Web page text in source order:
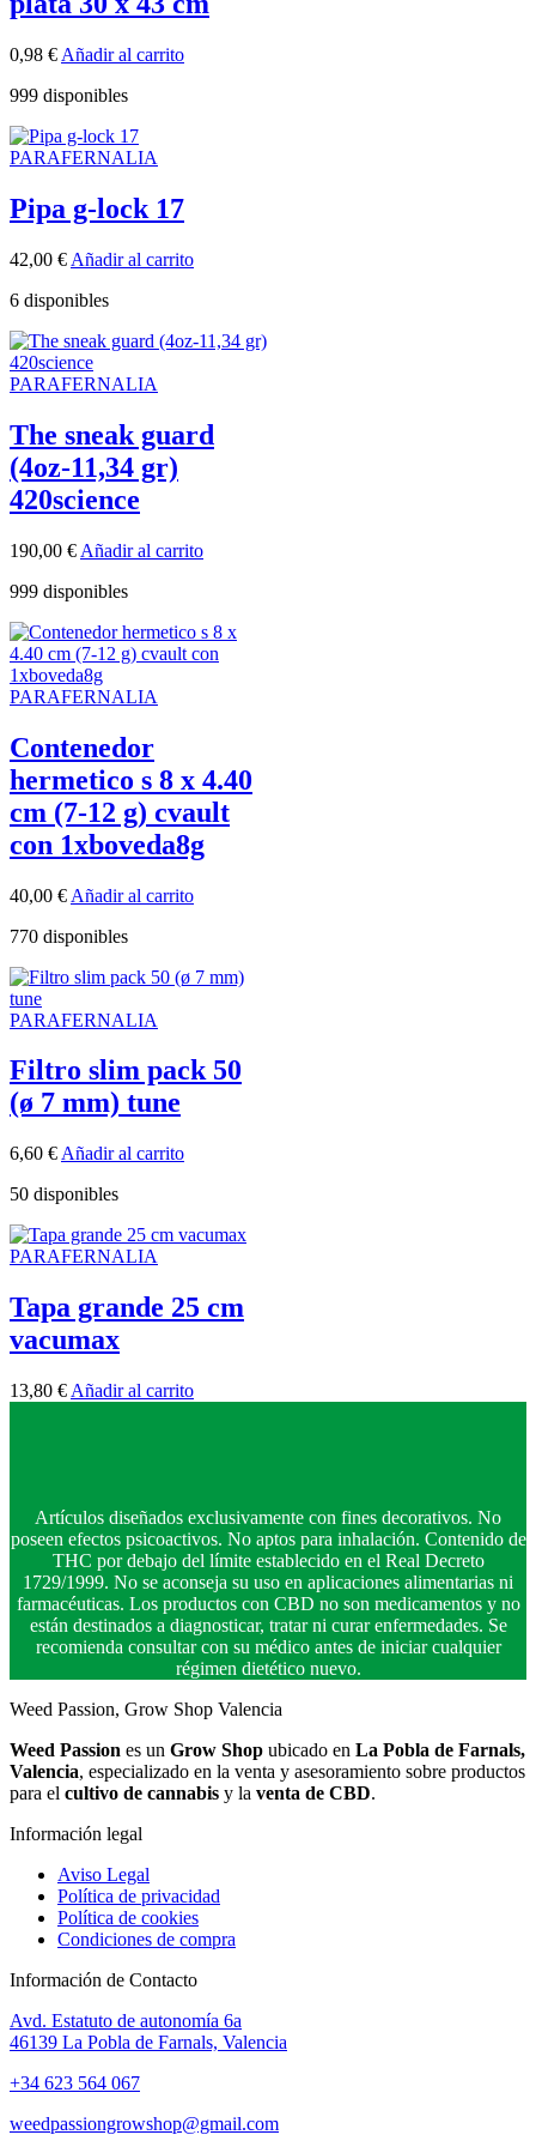
0,98 € Añadir al carrito
999 disponibles
PARAFERNALIA
Pipa g-lock 17
42,00 € Añadir al carrito
6 disponibles
PARAFERNALIA
The sneak guard
(4oz-11,34 gr)
420science
190,00 € Añadir al carrito
999 disponibles
PARAFERNALIA
Contenedor
hermetico s 8 x 4.40
cm (7-12 g) cvault
con 1xboveda8g
40,00 € Añadir al carrito
770 disponibles
PARAFERNALIA
Filtro slim pack 50
(ø 7 mm) tune
6,60 € Añadir al carrito
50 disponibles
PARAFERNALIA
Tapa grande 25 cm
vacumax
13,80 € Añadir al carrito
Artículos diseñados exclusivamente con fines decorativos. No
poseen efectos psicoactivos. No aptos para inhalación. Contenido de
THC por debajo del límite establecido en el Real Decreto
1729/1999. No se aconseja su uso en aplicaciones alimentarias ni
farmacéuticas. Los productos con CBD no son medicamentos y no
están destinados a diagnosticar, tratar ni curar enfermedades. Se
recomienda consultar con su médico antes de iniciar cualquier
régimen dietético nuevo.
Weed Passion, Grow Shop Valencia
Weed Passion es un Grow Shop ubicado en La Pobla de Farnals,
Valencia, especializado en la venta y asesoramiento sobre productos
para el cultivo de cannabis y la venta de CBD.
Información legal
Aviso Legal
Política de privacidad
Política de cookies
Condiciones de compra
Información de Contacto
Avd. Estatuto de autonomía 6a
46139 La Pobla de Farnals, Valencia
+34 623 564 067
weedpassiongrowshop@gmail.com